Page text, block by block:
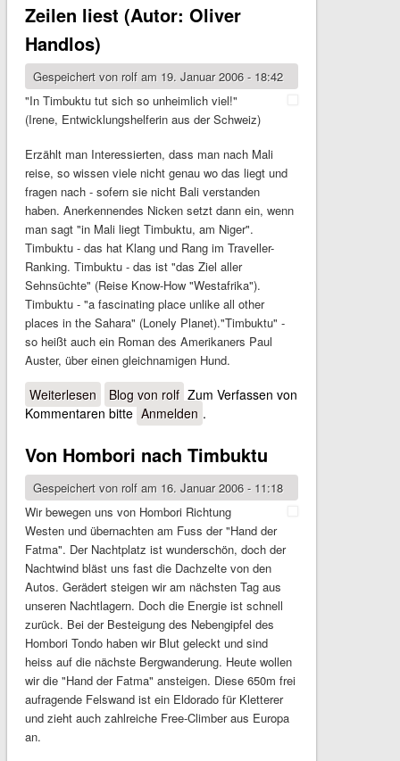
Zeilen liest (Autor: Oliver
Handlos)
Gespeichert von rolfam 19. Januar 2006 - 18:42
"In Timbuktu tut sich so unheimlich viel!"
(Irene, Entwicklungshelferin aus der Schweiz)
Erzählt man Interessierten, dass man nach Mali
reise, so wissen viele nicht genau wo das liegt und
fragen nach - sofern sie nicht Bali verstanden
haben. Anerkennendes Nicken setzt dann ein, wenn
man sagt "in Mali liegt Timbuktu, am Niger".
Timbuktu - das hat Klang und Rang im Traveller-
Ranking. Timbuktu - das ist "das Ziel aller
Sehnsüchte" (Reise Know-How "Westafrika").
Timbuktu - "a fascinating place unlike all other
places in the Sahara" (Lonely Planet)."Timbuktu" -
so heißt auch ein Roman des Amerikaners Paul
Auster, über einen gleichnamigen Hund.
Weiterlesen über Timbuktu - oder wie man Reiseführer zwischen
den Zeilen liest (Autor: Oliver Handlos)
Blog von rolf Zum Verfassen von
Kommentaren bitte Anmelden .
Von Hombori nach Timbuktu
Gespeichert von rolfam 16. Januar 2006 - 11:18
Wir bewegen uns von Hombori Richtung
Westen und übernachten am Fuss der "Hand der
Fatma". Der Nachtplatz ist wunderschön, doch der
Nachtwind bläst uns fast die Dachzelte von den
Autos. Gerädert steigen wir am nächsten Tag aus
unseren Nachtlagern. Doch die Energie ist schnell
zurück. Bei der Besteigung des Nebengipfel des
Hombori Tondo haben wir Blut geleckt und sind
heiss auf die nächste Bergwanderung. Heute wollen
wir die "Hand der Fatma" ansteigen. Diese 650m frei
aufragende Felswand ist ein Eldorado für Kletterer
und zieht auch zahlreiche Free-Climber aus Europa
an.